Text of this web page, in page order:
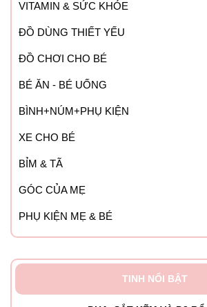
Bình sữa Hegen được thiết kế với cổ
bên trong bình trơn lán, và các chi tiết
tối ưu, giúp các mẹ vệ sinh bình sữa vô
mất nhiều thời gian.
VITAMIN & SỨC KHỎE
ĐỒ DÙNG THIẾT YẾU
ĐỒ CHƠI CHO BÉ
BÉ ĂN - BÉ UỐNG
BÌNH+NÚM+PHỤ KIỆN
XE CHO BÉ
BỈM & TÃ
GÓC CỦA MẸ
PHỤ KIỆN MẸ & BÉ
TINH NỔI BẬT